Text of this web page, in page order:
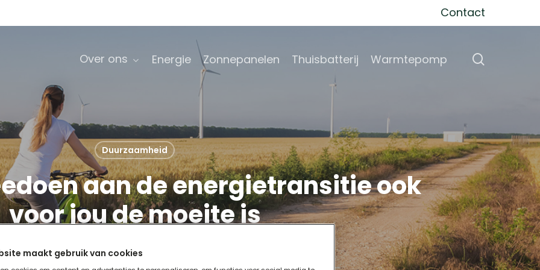
Contact
Over ons Energie Zonnepanelen Thuisbatterij Warmtepomp
Duurzaamheid
aan de energietransitie ook
voor jou de moeite is
16 mei 2023
maakt gebruik van cookies